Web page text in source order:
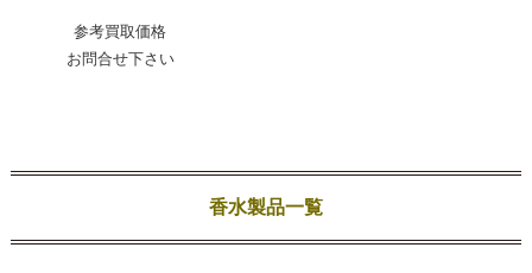
参考買取価格
お問合せ下さい
香水製品一覧